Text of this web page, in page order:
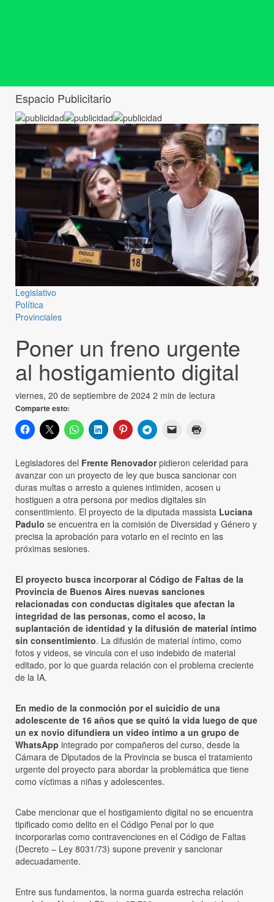
Espacio Publicitario
Legislativo
Política
Provinciales
Poner un freno urgente
al hostigamiento digital
viernes, 20 de septiembre de 2024 2 min de lectura
Comparte esto:
Legisladores del Frente Renovadorpidieron celeridad para
avanzar con un proyecto de ley que busca sancionar con
duras multas o arresto a quienes intimiden, acosen u
hostiguen a otra persona por medios digitales sin
consentimiento. El proyecto de la diputada massista Luciana
Padulo se encuentra en la comisión de Diversidad y Género y
precisa la aprobación para votarlo en el recinto en las
próximas sesiones.
El proyecto busca incorporar al Código de Faltas de la
Provincia de Buenos Aires nuevas sanciones
relacionadas con conductas digitales que afectan la
integridad de las personas, como el acoso, la
suplantación de identidad y la difusión de material íntimo
sin consentimiento. La difusión de material íntimo, como
fotos y videos, se vincula con el uso indebido de material
editado, por lo que guarda relación con el problema creciente
de la IA.
En medio de la conmoción por el suicidio de una
adolescente de 16 años que se quitó la vida luego de que
un ex novio difundiera un video íntimo a un grupo de
WhatsApp integrado por compañeros del curso, desde la
Cámara de Diputados de la Provincia se busca el tratamiento
urgente del proyecto para abordar la problemática que tiene
como víctimas a niñas y adolescentes.
Cabe mencionar que el hostigamiento digital no se encuentra
tipificado como delito en el Código Penal por lo que
incorporarlas como contravenciones en el Código de Faltas
(Decreto – Ley 8031/73) supone prevenir y sancionar
adecuadamente.
Entre sus fundamentos, la norma guarda estrecha relación